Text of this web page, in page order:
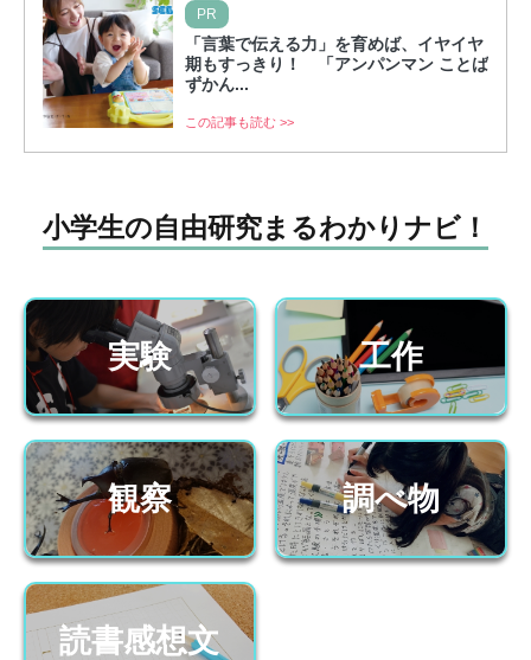
PR
「言葉で伝える力」を育めば、イヤイヤ
期もすっきり！ 「アンパンマン ことば
ずかん...
この記事も読む >>
小学生の自由研究まるわかりナビ！
実験 工作
観察 調べ物
読書感想文